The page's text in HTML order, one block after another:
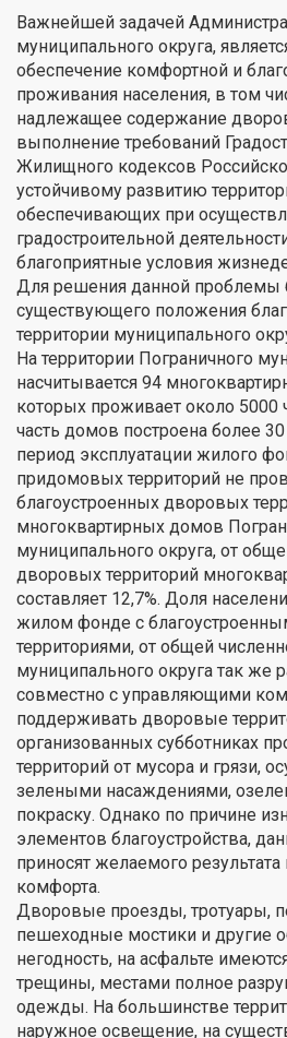
Важнейшей задачей
муниципального округа,
обеспечение комфортной и
проживания населения, в том
надлежащее содержание
выполнение требований
Жилищного кодексов
устойчивому развитию
обеспечивающих при
градостроительной
благоприятные условия
Для решения данной проблемы
существующего положения
территории муниципального
На территории Пограничного
насчитывается 94
которых проживает около 5000
часть домов построена более
период эксплуатации жилого
придомовых территорий не
благоустроенных дворовых
многоквартирных домов
муниципального округа, от
дворовых территорий
составляет 12,7%. Доля
жилом фонде с
территориями, от общей
муниципального округа так же
совместно с управляющими
поддерживать дворовые
организованных субботниках
территорий от мусора и грязи,
зелеными насаждениями,
покраску. Однако по причине
элементов благоустройства,
приносят желаемого
комфорта.
Дворовые проезды, тротуары,
пешеходные мостики и другие
негодность, на асфальте
трещины, местами полное
одежды. На большинстве
наружное освещение, на